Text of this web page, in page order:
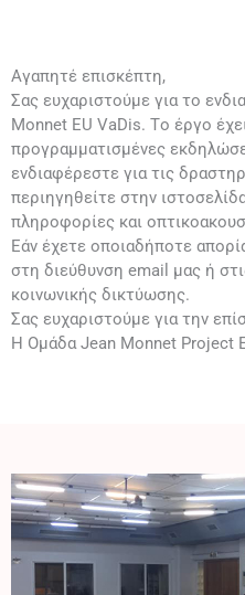
Αγαπητέ επισκέπτη,
Σας ευχαριστούμε για το
Monnet EU VaDis. Tο έργο
προγραμματισμένες
ενδιαφέρεστε για τις
περιηγηθείτε στην
πληροφορίες και
Εάν έχετε οποιαδήποτε
στη διεύθυνση email μας ή
κοινωνικής δικτύωσης.
Σας ευχαριστούμε για την
Η Ομάδα Jean Monnet Project